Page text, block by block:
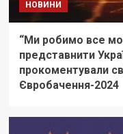
НОВИНИ
“Ми робимо все
представнити
прокоментували
Євробачення-2024